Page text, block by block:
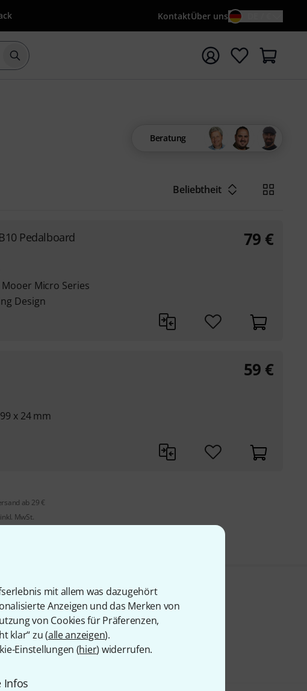
mit allem was dazugehört
Anzeigen und das Merken von
von Cookies für Präferenzen,
klar“ zu (alle anzeigen).
Einstellungen (hier) widerrufen.
Infos
KontaktÜber uns
Suche mit Suchwort {searchTerm} starten
Beratung
Beliebtheit
Pedalboard
Micro Series
Design
79 €
x 24 mm
59 €
ab 29 €
MwSt.